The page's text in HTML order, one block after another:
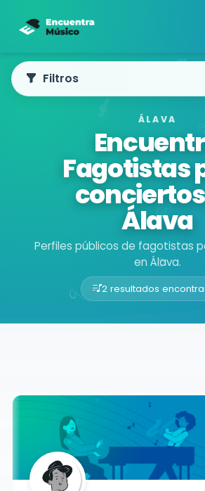
ÁLAVA
Fagotistas
Álava
Perfiles públicos de fagotistas
en Álava.
2 resultados
Buscador de músicos
Filtros